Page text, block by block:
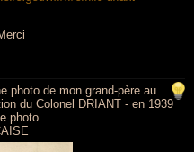
photo de mon grand-père au
du Colonel DRIANT - en 1939
photo.